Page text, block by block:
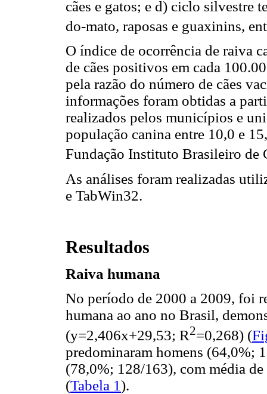
cães e gatos; e d) ciclo silvestre
do-mato, raposas e guaxinins,
O índice de ocorrência de raiva
de cães positivos em cada
pela razão do número de cães
informações foram obtidas a
realizados pelos municípios e
população canina entre 10,0 e
Fundação Instituto Brasileiro de
As análises foram realizadas
e TabWin32.
Resultados
Raiva humana
No período de 2000 a 2009, foi
humana ao ano no Brasil,
(y=2,406x+29,53; R2=0,268) (
predominaram homens (64,0%;
(78,0%; 128/163), com média
(Tabela 1).